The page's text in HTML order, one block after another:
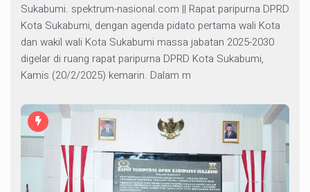
Sukabumi. spektrum-nasional.com || Rapat paripurna DPRD
Kota Sukabumi, dengan agenda pidato pertama wali Kota
dan wakil wali Kota Sukabumi massa jabatan 2025-2030
digelar di ruang rapat paripurna DPRD Kota Sukabumi,
Kamis (20/2/2025) kemarin. Dalam m